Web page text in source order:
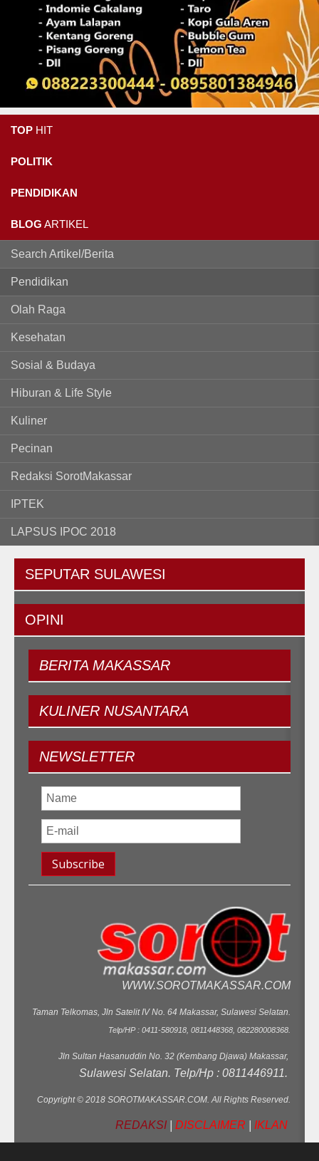
TOP HIT
POLITIK
PENDIDIKAN
BLOG ARTIKEL
Search Artikel/Berita
Pendidikan
Olah Raga
Kesehatan
Sosial & Budaya
Hiburan & Life Style
Kuliner
Pecinan
Redaksi SorotMakassar
IPTEK
LAPSUS IPOC 2018
SEPUTAR SULAWESI
OPINI
BERITAMAKASSAR
KULINER NUSANTARA
NEWSLETTER
WWW.SOROTMAKASSAR.COM
Taman Telkomas, Jln Satelit IV No. 64 Makassar, Sulawesi Selatan.
Telp/HP : 0411-580918, 0811448368, 082280008368.
Jln Sultan Hasanuddin No. 32 (Kembang Djawa) Makassar,
Sulawesi Selatan. Telp/Hp : 0811446911.
Copyright © 2018 SOROTMAKASSAR.COM. All Rights Reserved.
REDAKSI DISCLAIMER IKLAN